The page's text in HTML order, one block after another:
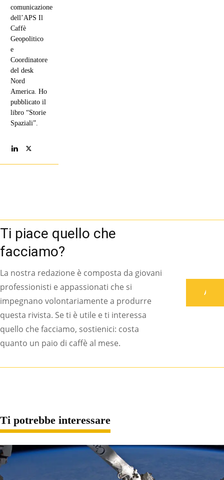
comunicazione
dell’APS Il
Caffè
Geopolitico
e
Coordinatore
del desk
Nord
America. Ho
pubblicato il
libro “Storie
Spaziali”.
Ti piace quello che
facciamo?
La nostra redazione è composta da giovani
professionisti e appassionati che si
impegnano volontariamente a produrre
questa rivista. Se ti è utile e ti interessa
quello che facciamo, sostienici: costa
quanto un paio di caffè al mese.
Ti potrebbe interessare